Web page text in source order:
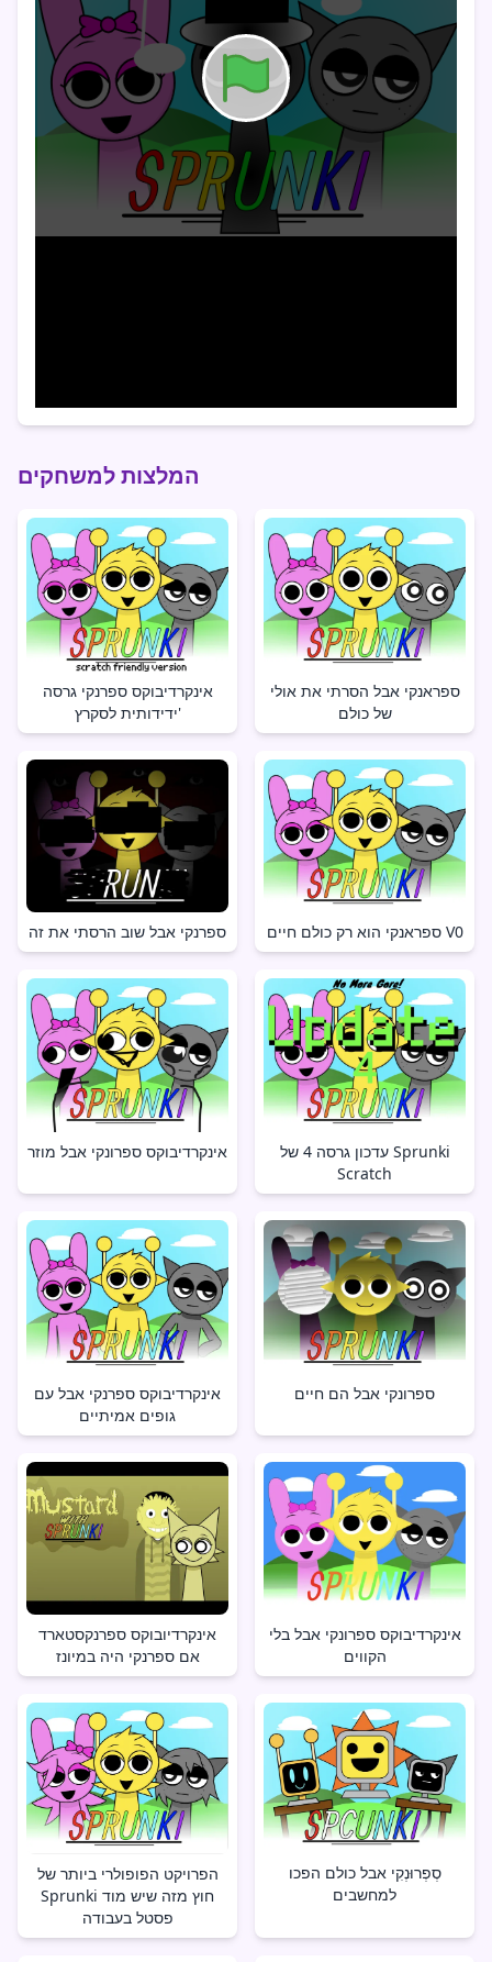
המלצות למשחקים
אינקרדיבוקס ספרנקי גרסה
ידידותית לסקרץ'
ספראנקי אבל הסרתי את אולי
של כולם
ספרנקי אבל שוב הרסתי את זה ספראנקי הוא רק כולם חיים V0
אינקרדיבוקס ספרונקי אבל מוזר
עדכון גרסה 4 של Sprunki
Scratch
אינקרדיבוקס ספרנקי אבל עם
גופים אמיתיים
ספרונקי אבל הם חיים
אינקרדיובוקס ספרנקסטארד
אם ספרנקי היה במיונז
אינקרדיבוקס ספרונקי אבל בלי
הקווים
הפרויקט הפופולרי ביותר של
Sprunki חוץ מזה שיש מוד
פסטל בעבודה
סְפְרוּנְקִי אבל כולם הפכו
למחשבים